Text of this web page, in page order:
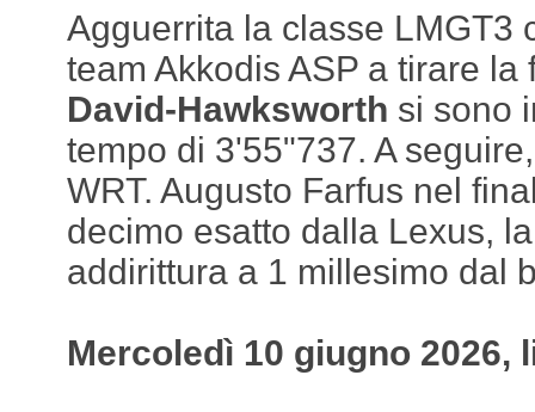
Agguerrita la classe LMGT3
team Akkodis ASP a tirare
David-Hawksworth si sono
tempo di 3'55"737. A
WRT. Augusto Farfus nel
decimo esatto dalla Lexus,
addirittura a 1 millesimo dal
Mercoledì 10 giugno 2026,